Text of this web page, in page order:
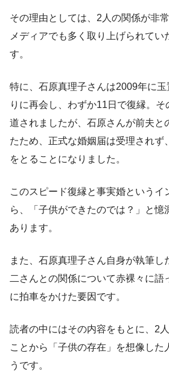
その理由としては、2人の関係が非
メディアでも多く取り上げられてい
す。
特に、石原真理子さんは2009年に
りに再会し、わずか11日で復縁。そ
道されましたが、石原さんが前夫と
たため、正式な婚姻届は受理されず
をとることになりました。
このスピード復縁と事実婚というイ
ら、「子供ができたのでは？」と憶
あります。
また、石原真理子さん自身が執筆し
二さんとの関係について赤裸々に語
に拍車をかけた要因です。
読者の中にはその内容をもとに、2
ことから「子供の存在」を想像した
うです。